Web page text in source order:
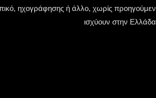
ηχογράφησης ή άλλο, χωρίς
ισχύουν στην